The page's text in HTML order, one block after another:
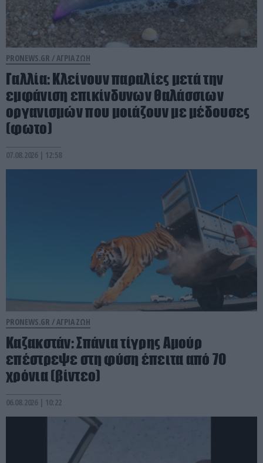
PRONEWS.GR /ΑΓΡΙΑ ΖΩΗ
Γαλλία: Κλείνουν παραλίες μετά την
εμφάνιση επικίνδυνων θαλάσσιων
οργανισμών που μοιάζουν με μέδουσες
(φωτο)
07.08.2026 | 12:58
PRONEWS.GR / ΑΓΡΙΑ ΖΩΗ
Καζακστάν: Σπάνια τίγρης Αμούρ
επέστρεψε στη φύση έπειτα από 70
χρόνια (βίντεο)
06.08.2026 | 10:22